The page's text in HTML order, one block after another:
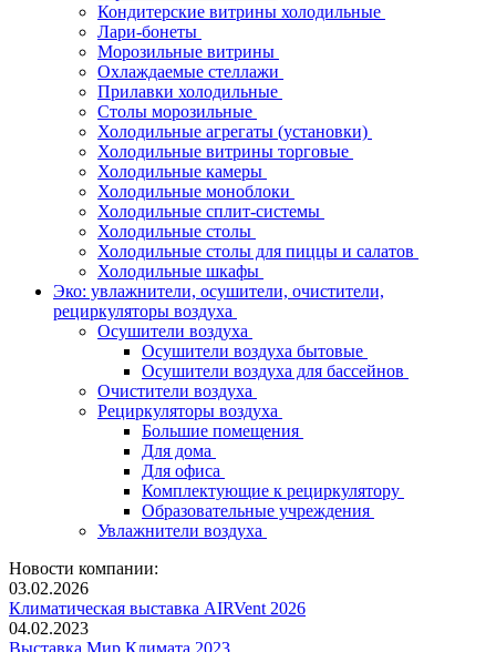
Кондитерские витрины холодильные
Лари-бонеты
Морозильные витрины
Охлаждаемые стеллажи
Прилавки холодильные
Столы морозильные
Холодильные агрегаты (установки)
Холодильные витрины торговые
Холодильные камеры
Холодильные моноблоки
Холодильные сплит-системы
Холодильные столы
Холодильные столы для пиццы и салатов
Холодильные шкафы
Эко: увлажнители, осушители, очистители,
рециркуляторы воздуха
Осушители воздуха
Осушители воздуха бытовые
Осушители воздуха для бассейнов
Очистители воздуха
Рециркуляторы воздуха
Большие помещения
Для дома
Для офиса
Комплектующие к рециркулятору
Образовательные учреждения
Увлажнители воздуха
Новости компании:
03.02.2026
Климатическая выставка AIRVent 2026
04.02.2023
Выставка Мир Климата 2023